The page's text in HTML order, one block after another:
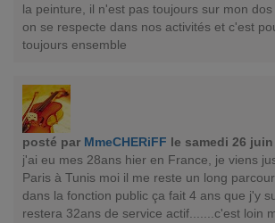
la peinture, il n'est pas toujours sur mon
on se respecte dans nos activités et c'est
toujours ensemble
posté par MmeCHERiFF le samedi 26 juin
j'ai eu mes 28ans hier en France, je viens
Paris à Tunis moi il me reste un long
dans la fonction public ça fait 4 ans que j'y
restera 32ans de service actif.......c'est loin